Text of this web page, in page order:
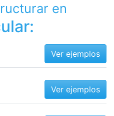
en
Ver ejemplos
Ver ejemplos